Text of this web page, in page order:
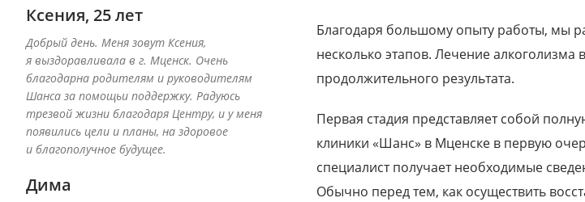
Благодаря большому опыту работы, мы
несколько этапов. Лечение алкоголизма
продолжительного результата.
Первая стадия представляет собой
клиники «Шанс» в Мценске в первую
специалист получает необходимые
Обычно перед тем, как осуществить
Ксения, 25 лет
Добрый день. Меня зовут Ксения,
я выздоравливала в г. Мценск. Очень
благодарна родителям и руководителям
Шанса за помощьи поддержку. Радуюсь
трезвой жизни благодаря Центру, и у меня
появились цели и планы, на здоровое
и благополучное будущее.
Дима